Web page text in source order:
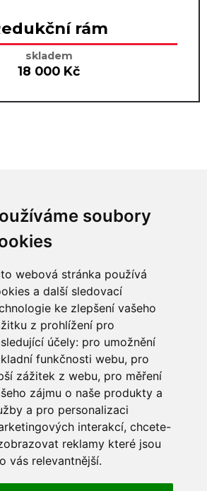
soubory
webová stránka používá
a další sledovací
ke zlepšení vašeho
z prohlížení pro
účely: pro umožnění
funkčnosti webu, pro
zážitek z webu, pro měření
zájmu o naše produkty a
a pro personalizaci
interakcí, chcete-
reklamy které jsou
vás relevantnější.
rám
skladem
18 000 Kč
Adresa:
okres Svitavy, 569 94
Kontakt:
605 434 314
info@agripol.cz
Kadlec Design